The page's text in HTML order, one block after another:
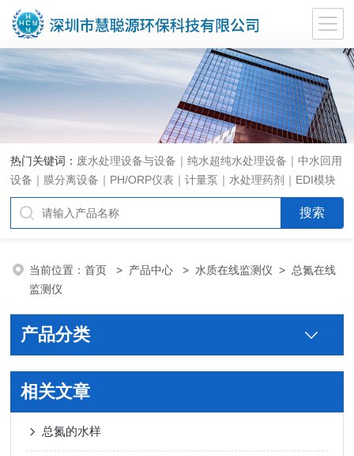
热门关键词： 废水处理设备与设备｜纯水超纯水处理设备｜中水回用
设备｜膜分离设备｜PH/ORP仪表｜计量泵｜水处理药剂｜EDI模块
代理｜EDI模块维修
当前位置：首页 > 产品中心 > 水质在线监测仪 > 总氮在线
监测仪
产品分类
相关文章
总氮的水样